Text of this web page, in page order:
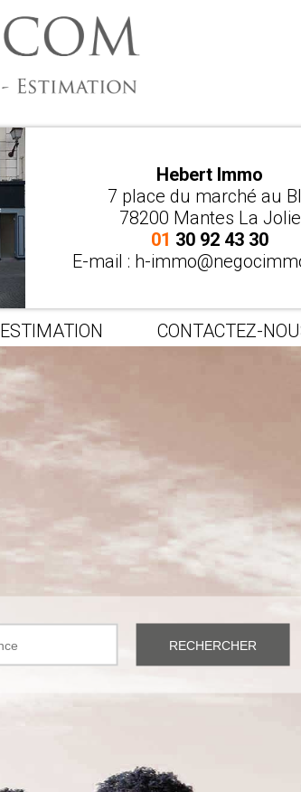
Hebert Immo
7 place du marché au
78200 Mantes La Jolie
01 30 92 43 30
E-mail : h-
ESTIMATION CONTACTEZ-